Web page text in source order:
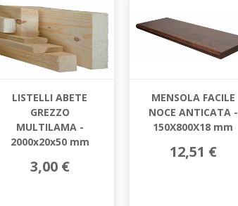
LISTELLI ABETE
GREZZO
MULTILAMA -
2000x20x50 mm
3,00 €
MENSOLA FACILE
NOCE ANTICATA -
150X800X18 mm
12,51 €